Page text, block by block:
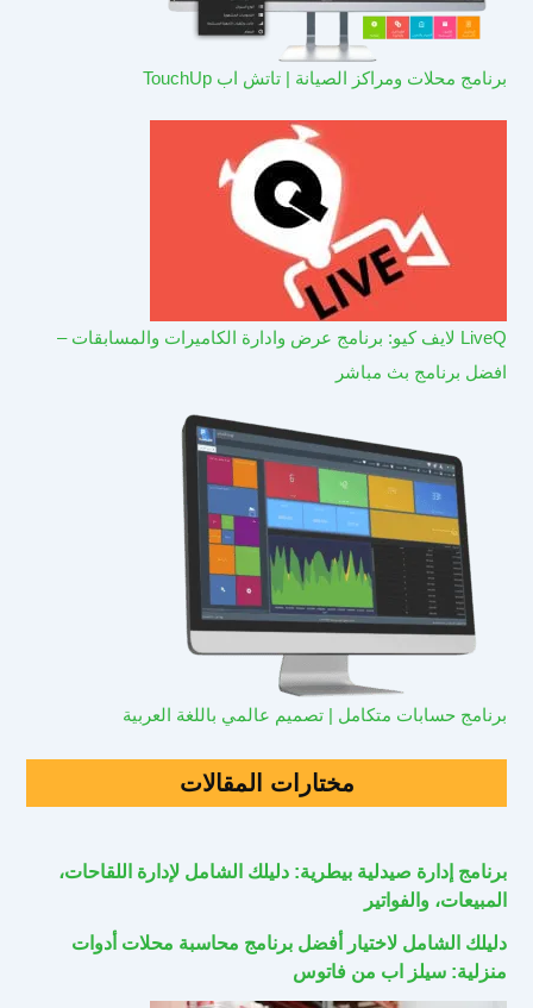
برنامج محلات ومراكز الصيانة | تاتش اب TouchUp
LiveQ لايف كيو: برنامج عرض وادارة الكاميرات والمسابقات –
افضل برنامج بث مباشر
برنامج حسابات متكامل | تصميم عالمي باللغة العربية
مختارات المقالات
برنامج إدارة صيدلية بيطرية: دليلك الشامل لإدارة اللقاحات،
المبيعات، والفواتير
دليلك الشامل لاختيار أفضل برنامج محاسبة محلات أدوات
منزلية: سيلز اب من فاتوس